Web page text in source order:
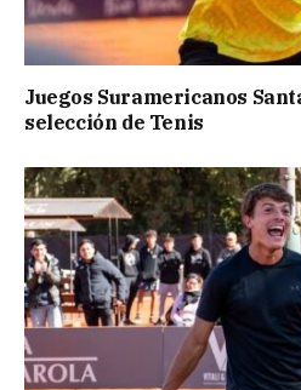
Juegos Suramericanos
selección de Tenis